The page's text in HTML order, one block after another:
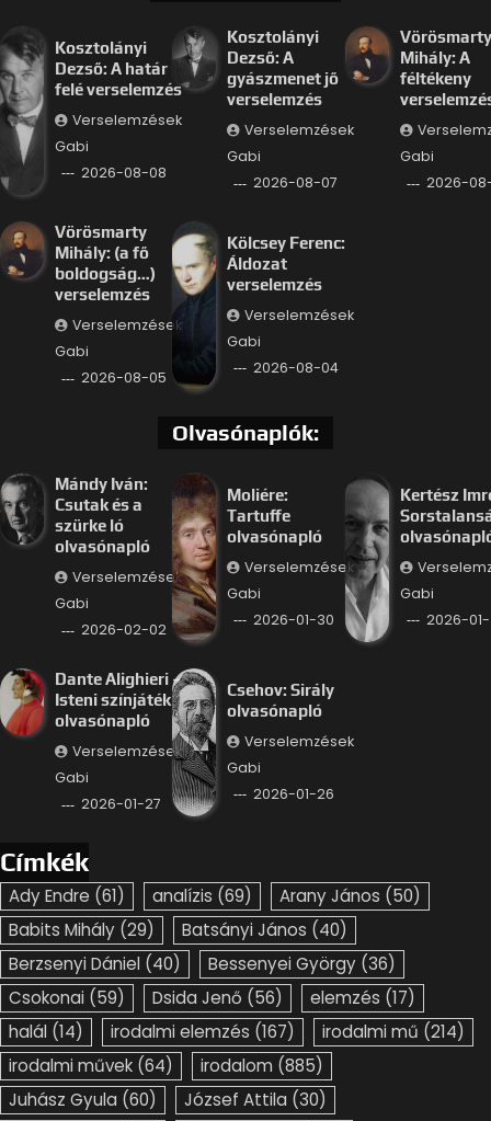
Kosztolányi
Dezső: A határ
felé verselemzés
Verselemzések
Gabi
2026-08-08
Kosztolányi
Dezső: A
gyászmenet jő
verselemzés
Verselemzések
Gabi
2026-08-07
Vörösmarty
Mihály: A
féltékeny
Gabi
2026-
Vörösmarty
Mihály: (a fő
boldogság…)
verselemzés
Verselemzések
Gabi
2026-08-05
Kölcsey Ferenc:
Áldozat
verselemzés
Verselemzések
Gabi
2026-08-04
Olvasónaplók:
Mándy Iván:
Csutak és a
szürke ló
olvasónapló
Verselemzések
Gabi
2026-02-02
Moliére:
Tartuffe
olvasónapló
Verselemzések
Gabi
2026-01-30
Kertész
Gabi
2026-
Dante Alighieri –
Isteni színjáték
olvasónapló
Verselemzések
Gabi
2026-01-27
Csehov: Sirály
olvasónapló
Verselemzések
Gabi
2026-01-26
Címkék
Ady Endre (61) analízis (69) Arany János (50)
Babits Mihály (29) Batsányi János (40)
Berzsenyi Dániel (40) Bessenyei György (36)
Csokonai (59) Dsida Jenő (56) elemzés (17)
halál (14) irodalmi elemzés (167) irodalmi mű (214)
irodalmi művek (64) irodalom (885)
Juhász Gyula (60) József Attila (30)